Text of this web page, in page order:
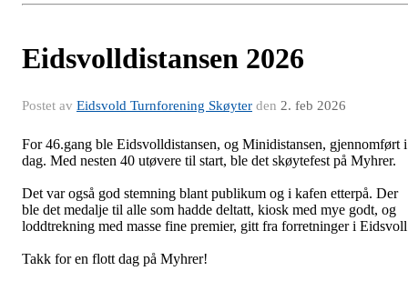
Eidsvolldistansen 2026
Postet av Eidsvold Turnforening Skøyter den 2. feb 2026
For 46.gang ble Eidsvolldistansen, og Minidistansen, gjennomført i
dag. Med nesten 40 utøvere til start, ble det skøytefest på Myhrer.
Det var også god stemning blant publikum og i kafen etterpå. Der
ble det medalje til alle som hadde deltatt, kiosk med mye godt, og
loddtrekning med masse fine premier, gitt fra forretninger i
Takk for en flott dag på Myhrer!